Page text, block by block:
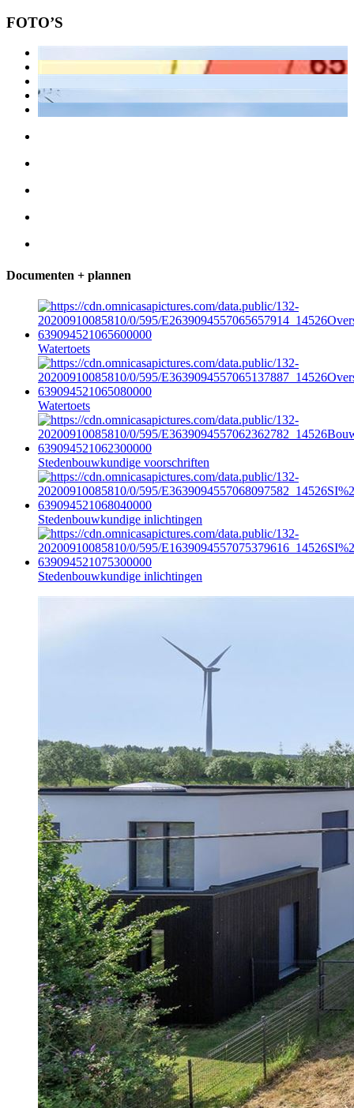
FOTO’S
Documenten + plannen
Watertoets
Watertoets
Stedenbouwkundige voorschriften
Stedenbouwkundige inlichtingen
Stedenbouwkundige inlichtingen